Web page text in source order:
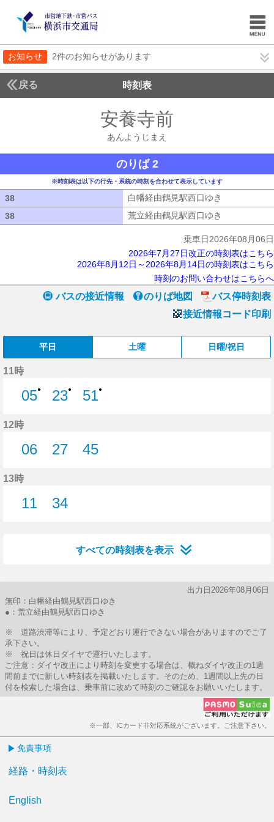
お知らせ 2件のお知らせがあります
戻る 時刻表
安養寺前
あんようじまえ
のりば 2
※時刻表は以下の行先・系統の時刻を合わせて表示しています
38 白幡経由鶴見駅西口ゆき
38
荒立経由鶴見駅西口ゆき
乗車日2026年08月06日
2026年7月27日改正の時刻表はこちら
2026年8月12日～2026年8月14日の時刻表はこちら
時刻のお問い合わせはこちらへ
バスの接近情報 のりば地図
バス停時刻表
接近情報コード印刷
平日 土曜 日曜/祝日
11時
05●
23●
51●
12時
06
27
45
13時
11
34
すべての時刻表を表示
出力日2026年08月06日
無印：白幡経由鶴見駅西口ゆき
●：荒立経由鶴見駅西口ゆき
※ 道路渋滞等により、予定どおり運行できない場合がありますのでご了
承下さい。
※ 祝日は休日ダイヤで運行いたします。
ご注意：ダイヤ改正により時刻を変更する場合は、概ねダイヤ改正の1週
間前までに新しい時刻表を掲載いたします。そのため、1週間以上先の日
付を検索した場合は、乗車前に改めて時刻のご確認をお願いいたします。
※一部、ICカード非対応系統がございます。ご注意下さい。
免責事項
経路・時刻表
English